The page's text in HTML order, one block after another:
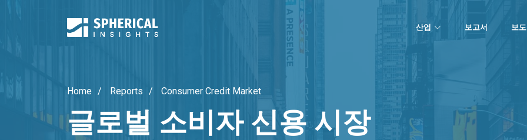
산업 보고서 보
Home Reports Consumer Credit Market
글로벌 소비자 신용 시장